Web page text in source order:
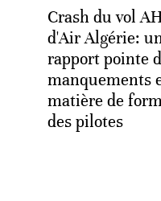
Crash du vol
d'Air Algérie:
rapport pointe
manquements
matière de
des pilotes